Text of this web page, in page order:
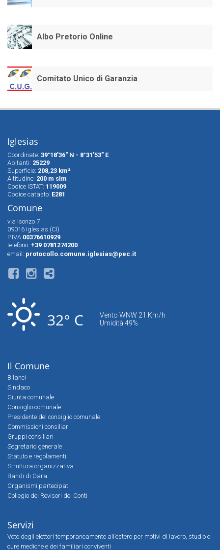
Albo Pretorio Online
Comitato Unico di Garanzia
Iglesias
Coordinate: 39°18'36" N - 8°31'53" E
Abitanti: 25229
Superfìcie: 208,23 km²
Altitudine: 200 m slm
Codice ISTAT: 119009
Codice catasto: E281
Comune
via Isonzo 7
09016 Iglesias (CI)
P.IVA 00376610929
telefono: +39 0781274200
email: protocollo.comune.iglesias@pec.it
32° C
Vento WNW 21 Km/h
Umidità 49%
Il Comune
Bilanci
Sindaco
Giunta comunale
Consiglio comunale
Presidente del consiglio comunale
Commissioni consiliari
Gruppi consiliari
Segretario generale
Statuto e regolamenti
Struttura organizzativa
Bandi di Gara
Organismi partecipati
Collegio dei Revisori dei Conti
Servizi
Voto degli elettori temporaneamente all’estero per motivi di lavoro, studio o
cure mediche e dei familiari conviventi